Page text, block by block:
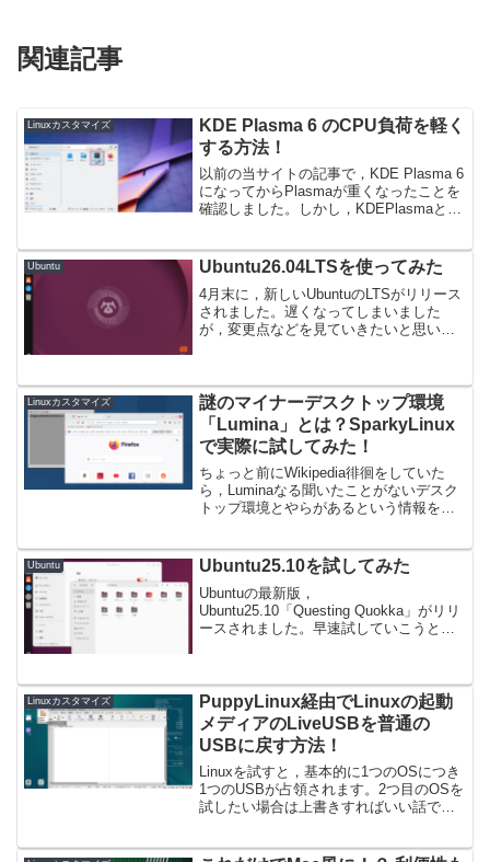
関連記事
Linuxカスタマイズ
KDE Plasma 6 のCPU負荷を軽く
する方法！
以前の当サイトの記事で，KDE Plasma 6
になってからPlasmaが重くなったことを
確認しました。しかし，KDEPlasmaとい
こで，今回はPlasma6になって...
Ubuntu Ubuntu26.04LTSを使ってみた
4月末に，新しいUbuntuのLTSがリリース
されました。遅くなってしまいました
が，変更点などを見ていきたいと思いま
す。...
Linuxカスタマイズ
謎のマイナーデスクトップ環境
「Lumina」とは？SparkyLinux
で実際に試してみた！
ちょっと前にWikipedia徘徊をしていた
ら，Luminaなる聞いたことがないデスク
トップ環境とやらがあるという情報を仕
した。しかし，最近SparkyLinuxをイン
Ubuntu Ubuntu25.10を試してみた
Ubuntuの最新版，
Ubuntu25.10「Questing Quokka」がリリ
ースされました。早速試していこうと思
Linuxカスタマイズ
PuppyLinux経由でLinuxの起動
メディアのLiveUSBを普通の
USBに戻す方法！
Linuxを試すと，基本的に1つのOSにつき
1つのUSBが占領されます。2つ目のOSを
試したい場合は上書きすればいい話です